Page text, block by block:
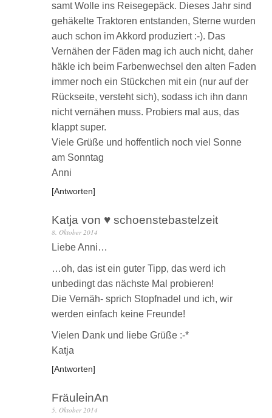
samt Wolle ins Reisegepäck. Dieses Jahr sind
gehäkelte Traktoren entstanden, Sterne wurden
auch schon im Akkord produziert :-). Das
Vernähen der Fäden mag ich auch nicht, daher
häkle ich beim Farbenwechsel den alten Faden
immer noch ein Stückchen mit ein (nur auf der
Rückseite, versteht sich), sodass ich ihn dann
nicht vernähen muss. Probiers mal aus, das
klappt super.
Viele Grüße und hoffentlich noch viel Sonne
am Sonntag
Anni
Antworten
Katja von ♥ schoenstebastelzeit
8. Oktober 2014
Liebe Anni…
…oh, das ist ein guter Tipp, das werd ich
unbedingt das nächste Mal probieren!
Die Vernäh- sprich Stopfnadel und ich, wir
werden einfach keine Freunde!
Vielen Dank und liebe Grüße :-*
Katja
Antworten
FräuleinAn
5. Oktober 2014